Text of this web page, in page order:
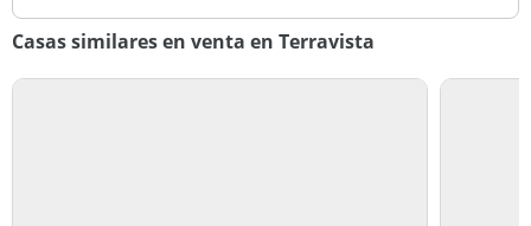
Casas similares en venta en Terravista